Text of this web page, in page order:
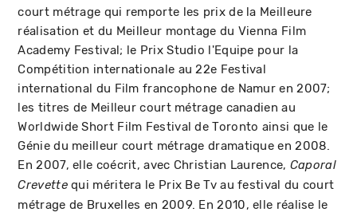
court métrage qui remporte les prix de la Meilleure
réalisation et du Meilleur montage du Vienna Film
Academy Festival; le Prix Studio l'Equipe pour la
Compétition internationale au 22e Festival
international du Film francophone de Namur en 2007;
les titres de Meilleur court métrage canadien au
Worldwide Short Film Festival de Toronto ainsi que le
Génie du meilleur court métrage dramatique en 2008.
En 2007, elle coécrit, avec Christian Laurence, Caporal
Crevettequi méritera le Prix Be Tv au festival du court
métrage de Bruxelles en 2009. En 2010, elle réalise le